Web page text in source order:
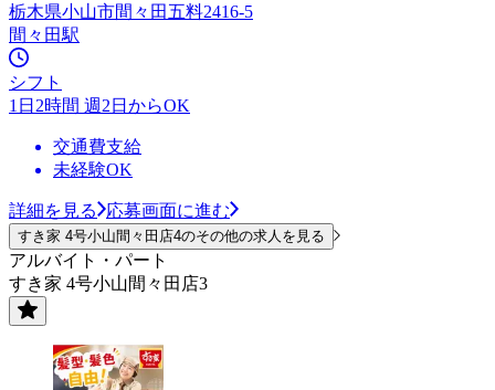
栃木県小山市間々田五料2416-5
間々田駅
シフト
1日2時間 週2日からOK
交通費支給
未経験OK
詳細を見る 応募画面に進む
すき家 4号小山間々田店4のその他の求人を見る
アルバイト・パート
すき家 4号小山間々田店3